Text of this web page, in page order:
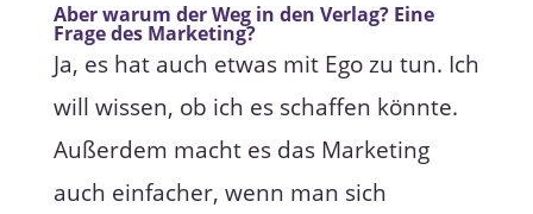
Aber warum der Weg in den Verlag? Eine
Frage des Marketing?
Ja, es hat auch etwas mit Ego zu tun. Ich
will wissen, ob ich es schaffen könnte.
Außerdem macht es das Marketing
auch einfacher, wenn man sich